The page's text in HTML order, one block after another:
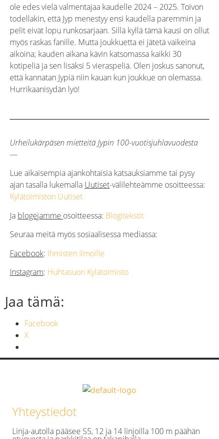
ole edes vielä valmentajaa kaudelle 2024 – 2025. Toivon
todellakin, että Jyp menestyy ensi kaudella paremmin ja
pelit eivät lopu runkosarjaan. Sillä kyllä tämä kausi on ollut
myös raskas fanille. Mutta joukkuetta ei jätetä vaikeina
aikoina; kauden aikana kävin katsomassa kaikki 30
kotipeliä ja sen lisäksi 5 vieraspeliä. Olen joskus sanonut,
että kannatan Jypiä niin kauan kun joukkue on olemassa.
Hurrikaanisydän lyö!
Urheilukärpäsen mietteitä Jypin 100-vuotisjuhlavuodesta
—
Lue aikaisempia ajankohtaisia katsauksiamme tai pysy
ajan tasalla lukemalla Uutiset-välilehteämme osoitteessa:
Kylätoimiston Uutiset
Ja blogejamme osoitteessa: Blogitekstit
Seuraa meitä myössosiaalisessa mediassa:
Facebook: Ihmisten Ilmoille
Instagram: Huhtasuon Kylätoimisto
Jaa tämä:
Facebook
X
Yhteystiedot
Linja-autolla pääsee S5, 12 ja 14 linjoilla 100 m päähän